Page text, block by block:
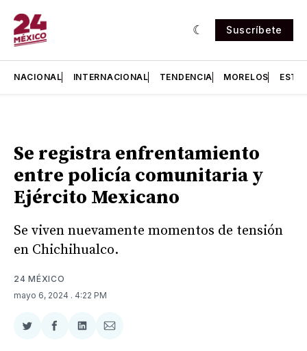
Suscríbete
NACIONAL INTERNACIONAL TENDENCIA MORELOS
Se registra enfrentamiento
entre policía comunitaria y
Ejército Mexicano
Se viven nuevamente momentos de tensión
en Chichihualco.
24 MÉXICO
mayo 6, 2024 . 4:22 PM
CompartirCompartir
CompartirCompartir